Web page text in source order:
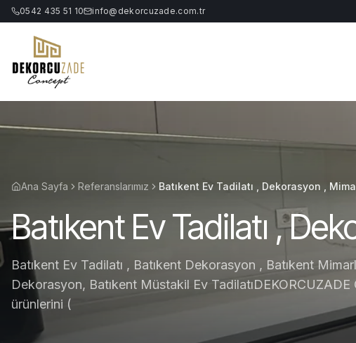
0542 435 51 10 info@dekorcuzade.com.tr
Ana Sayfa Referanslarımız Batıkent Ev Tadilatı , Dekorasyon ,
Batıkent Ev Tadilatı ,
Batıkent Ev Tadilatı , Batıkent Dekorasyon , Batıkent
Dekorasyon, Batıkent Müstakil Ev
ürünlerini (